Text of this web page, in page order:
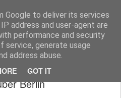
Google to deliver its services
address and user-agent are
performance and security
service, generate usage
address abuse.
GOT IT
Presseberichte zu Bundespolitik, Diplomatie, Sicherheitspolitik, Wirtschaft, Fahrzeugtechnik und IT - Pressedienst, Fachartikel, Bildredaktion, O-Ton-Videos
im Formationsflug
Berlin